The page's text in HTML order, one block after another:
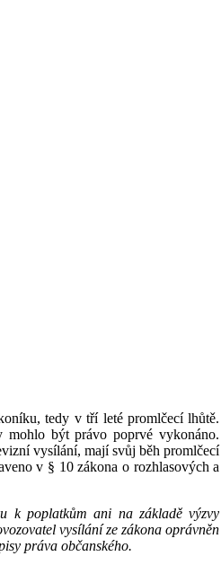
tedy v tří leté promlčecí lhůtě.
mohlo být právo poprvé vykonáno.
vysílání, mají svůj běh promlčecí
v § 10 zákona o rozhlasových a
k poplatkům ani na základě výzvy
vysílání ze zákona oprávněn
práva občanského.